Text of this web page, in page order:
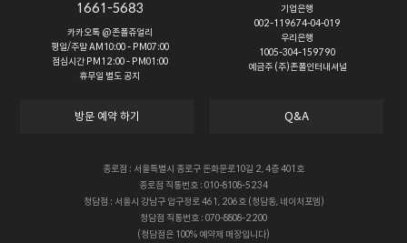
1661-5683
카카오톡 @존폴쥬얼리
평일/주말 AM10:00 - PM07:00
점심시간 PM12:00 - PM01:00
휴무일 별도 공지
기업은행
002-119674-04-019
우리은행
1005-304-159790
예금주 (주)존폴인터내셔널
방문 예약 하기 Q&A
종로점 : 서울특별시 종로구 돈화문로10길 2, 4층 401호
종로점 직통번호 : 010-8108-5234
청담점 : 서울시 강남구 압구정로 461, 206호 (청담동, 네이처포엠)
청담점 직통번호 : 070-8808-2200
(청담점은 100% 예약제 매장입니다)